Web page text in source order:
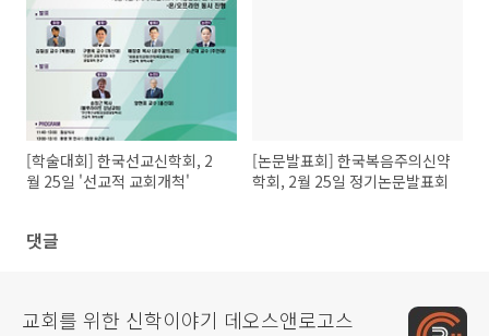
[학술대회] 한국선교신학회, 2
월 25일 '선교적 교회개척'
[논문발표회] 한국복음주의신약
학회, 2월 25일 정기논문발표회
댓글
교회를 위한 신학이야기 데오스앤로고스